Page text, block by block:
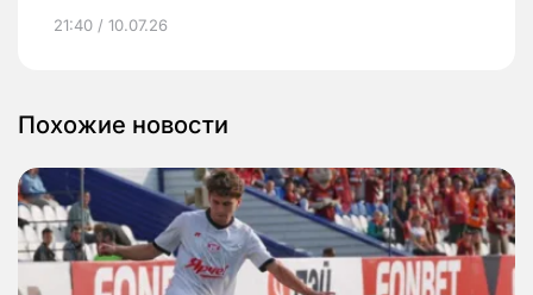
21:40 / 10.07.26
Похожие новости